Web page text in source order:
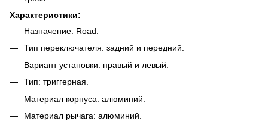
Характеристики:
Назначение: Road.
Тип переключателя: задний и передний.
Вариант установки: правый и левый.
Тип: триггерная.
Материал корпуса: алюминий.
Материал рычага: алюминий.